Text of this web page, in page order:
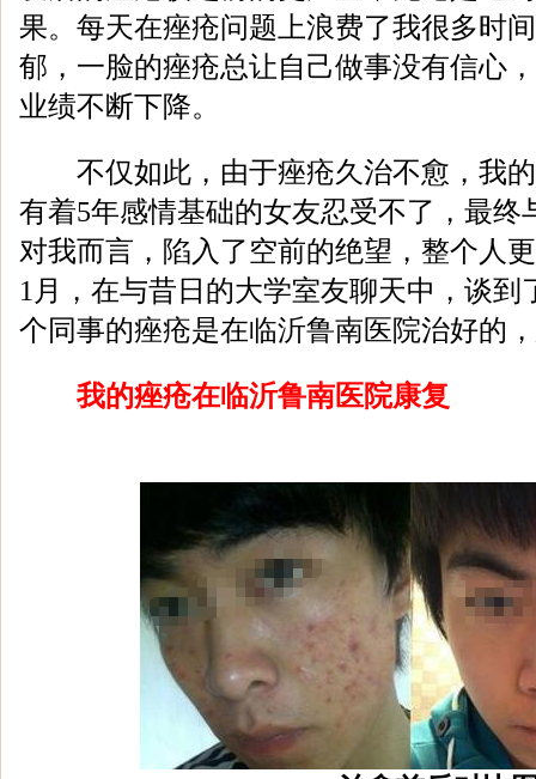
果。每天在痤疮问题上浪费了我很多时
郁，一脸的痤疮总让自己做事没有信心
业绩不断下降。
不仅如此，由于痤疮久治不愈，我的
有着5年感情基础的女友忍受不了，最终
对我而言，陷入了空前的绝望，整个人
1月，在与昔日的大学室友聊天中，谈到
个同事的痤疮是在临沂鲁南医院治好的
我的痤疮在临沂鲁南医院康复